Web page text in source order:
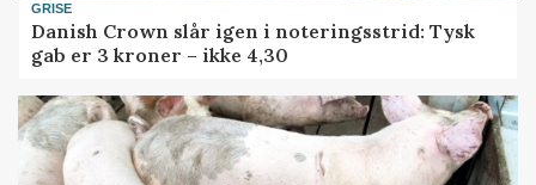
GRISE
Danish Crown slår igen i noteringsstrid: Tysk
gab er 3 kroner – ikke 4,30